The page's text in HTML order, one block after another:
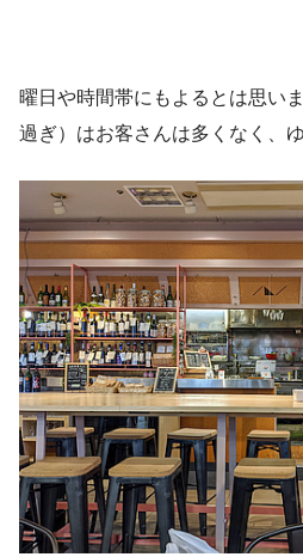
曜日や時間帯にもよるとは思い
過ぎ）はお客さんは多くなく、